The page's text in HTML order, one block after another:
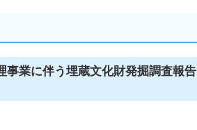
事業に伴う埋蔵文化財発掘調査報告